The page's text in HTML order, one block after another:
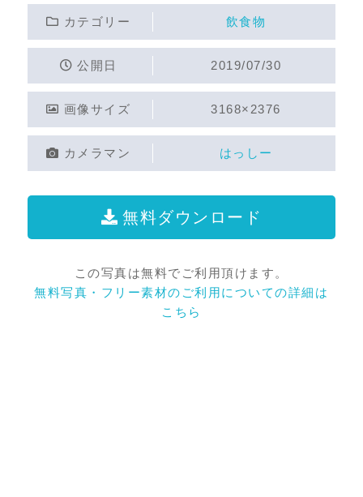
カテゴリー 飲食物
公開日 2019/07/30
画像サイズ 3168×2376
カメラマン はっしー
無料ダウンロード
この写真は無料でご利用頂けます。
無料写真・フリー素材のご利用についての詳細は
こちら